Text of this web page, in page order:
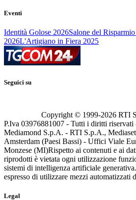
Eventi
Identità Golose 2026Salone del
2026L'Artigiano in Fiera 2025
Seguici su
Copyright © 1999-2026 RTI
P.Iva 03976881007 - Tutti i diritti riservati
Mediamond S.p.A. - RTI S.p.A.,
Amsterdam (Paesi Bassi) - Uffici Viale
Monzese (MI)Rispetto ai contenuti e ai
riprodotti è vietata ogni utilizzazione
sistemi di intelligenza artificiale
espresso di utilizzare mezzi automatizzati
Legal